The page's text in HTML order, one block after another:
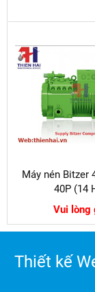
Máy nén Bitzer
40P (14
Vui lòng
Thiết kế